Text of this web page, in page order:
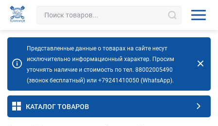
Представленные данные о товарах на сайте несут
исключительно информационный характер. Просим
уточнять наличие и стоимость по тел. 88002005490
(звонок бесплатный) или +79241410050 (WhatsApp).
КАТАЛОГ ТОВАРОВ